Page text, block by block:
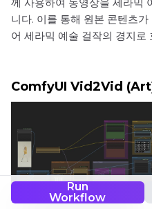
Run
Workflow
니다. 이를 통해 원본 콘텐츠
어 세라믹 예술 걸작의 경지로
ComfyUI Vid2Vid